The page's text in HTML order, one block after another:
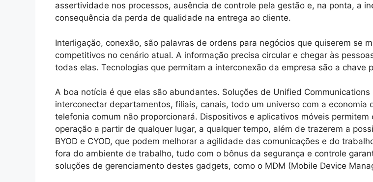
assertividade nos processos, ausência de controle pela gestão e, na ponta, a
consequência da perda de qualidade na entrega ao cliente.
Interligação, conexão, são palavras de ordens para negócios que quiserem se
competitivos no cenário atual. A informação precisa circular e chegar às
todas elas. Tecnologias que permitam a interconexão da empresa são a chave
A boa notícia é que elas são abundantes. Soluções de Unified Communications
interconectar departamentos, filiais, canais, todo um universo com a economia
telefonia comum não proporcionará. Dispositivos e aplicativos móveis permitem
operação a partir de qualquer lugar, a qualquer tempo, além de trazerem a
BYOD e CYOD, que podem melhorar a agilidade das comunicações e do
fora do ambiente de trabalho, tudo com o bônus da segurança e controle
soluções de gerenciamento destes gadgets, como o MDM (Mobile Device